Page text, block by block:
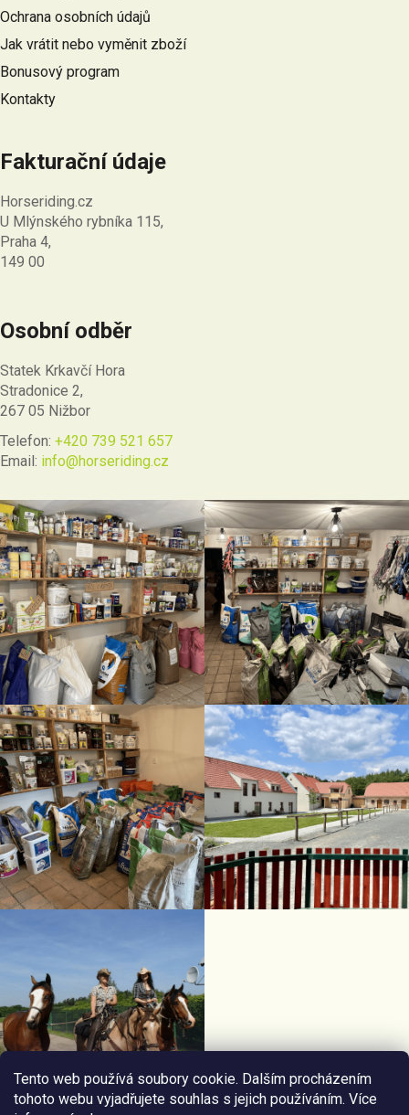
Tento web používá soubory cookie. Dalším procházením
tohoto webu vyjadřujete souhlas s jejich používáním. Více
í
Ochrana osobních údajů
Jak vrátit nebo vyměnit zboží
Bonusový program
Kontakty
Fakturační údaje
Horseriding.cz
U Mlýnského rybníka 115,
Praha 4,
149 00
Osobní odběr
Statek Krkavčí Hora
Stradonice 2,
267 05 Nižbor
Telefon: +420 739 521 657
Email: info@horseriding.cz